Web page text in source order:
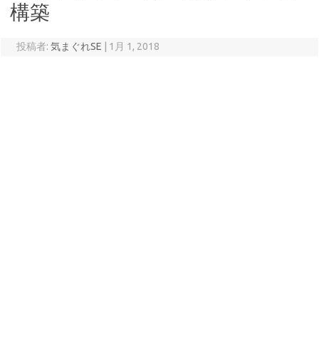
構築
投稿者: 気まぐれSE 1月 1, 2018